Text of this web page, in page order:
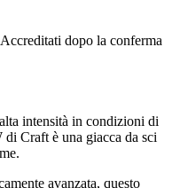
Accreditati dopo la conferma
intensità in condizioni di
Craft è una giacca da sci
avanzata, questo